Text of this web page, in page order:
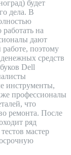
будет
дела. В
на
дают
работе, поэтому
средств
Dell
инструменты,
профессионалы
что
ремонта. После
ряд
мастер